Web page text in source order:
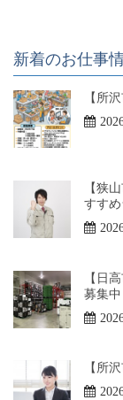
新着のお仕事
【所
【狭
すす
【日
募集中
【所